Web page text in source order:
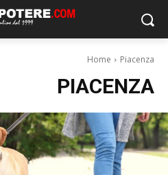
Home Piacenza
PIACENZA